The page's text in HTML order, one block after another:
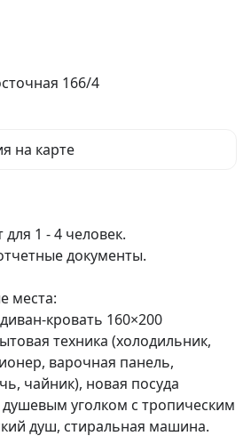
166/4
на карте
1 - 4 человек.
документы.
места:
кровать 160×200
техника (холодильник,
варочная панель,
чайник), новая посуда
уголком с тропическим
душ, стиральная машина.